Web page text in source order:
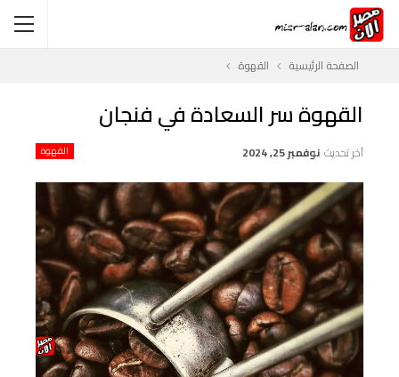
الصفحة الرئيسية القهوة
القهوة سر السعادة في فنجان
القهوة آخر تحديث نوفمبر 25, 2024